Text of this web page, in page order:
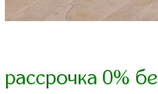
рассрочка 0%